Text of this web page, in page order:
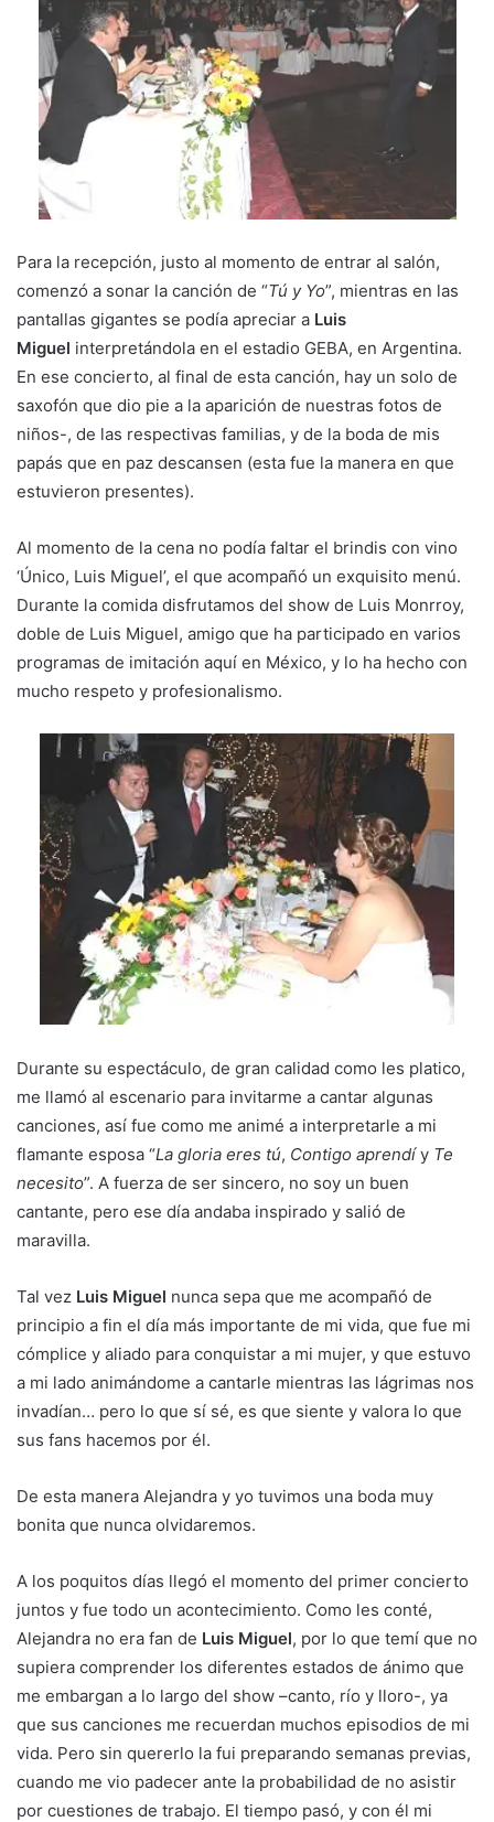
Para la recepción, justo al momento de entrar al salón,
comenzó a sonar la canción de “Tú y Yo”, mientras en las
pantallas gigantes se podía apreciar a Luis
Miguel interpretándola en el estadio GEBA, en Argentina.
En ese concierto, al final de esta canción, hay un solo de
saxofón que dio pie a la aparición de nuestras fotos de
niños-, de las respectivas familias, y de la boda de mis
papás que en paz descansen (esta fue la manera en que
estuvieron presentes).
Al momento de la cena no podía faltar el brindis con vino
‘Único, Luis Miguel’, el que acompañó un exquisito menú.
Durante la comida disfrutamos del show de Luis Monrroy,
doble de Luis Miguel, amigo que ha participado en varios
programas de imitación aquí en México, y lo ha hecho con
mucho respeto y profesionalismo.
Durante su espectáculo, de gran calidad como les platico,
me llamó al escenario para invitarme a cantar algunas
canciones, así fue como me animé a interpretarle a mi
flamante esposa “La gloria eres tú, Contigo aprendíy Te
necesito”. A fuerza de ser sincero, no soy un buen
cantante, pero ese día andaba inspirado y salió de
maravilla.
Tal vez Luis Miguel nunca sepa que me acompañó de
principio a fin el día más importante de mi vida, que fue mi
cómplice y aliado para conquistar a mi mujer, y que estuvo
a mi lado animándome a cantarle mientras las lágrimas nos
invadían… pero lo que sí sé, es que siente y valora lo que
sus fans hacemos por él.
De esta manera Alejandra y yo tuvimos una boda muy
bonita que nunca olvidaremos.
A los poquitos días llegó el momento del primer concierto
juntos y fue todo un acontecimiento. Como les conté,
Alejandra no era fan de Luis Miguel, por lo que temí que no
supiera comprender los diferentes estados de ánimo que
me embargan a lo largo del show –canto, río y lloro-, ya
que sus canciones me recuerdan muchos episodios de mi
vida. Pero sin quererlo la fui preparando semanas previas,
cuando me vio padecer ante la probabilidad de no asistir
por cuestiones de trabajo. El tiempo pasó, y con él mi